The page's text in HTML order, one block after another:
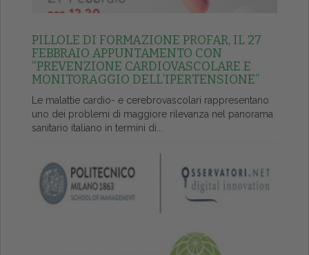
PILLOLE DI FORMAZIONE PROFAR, IL 27
FEBBRAIO APPUNTAMENTO CON
“PREVENZIONE CARDIOVASCOLARE E
MONITORAGGIO DELL’IPERTENSIONE”
Le malattie cardio- e cerebrovascolari rappresentano
uno dei problemi di maggiore rilevanza nel panorama
sanitario italiano in termini di...